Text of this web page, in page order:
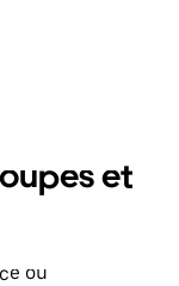
et
ou